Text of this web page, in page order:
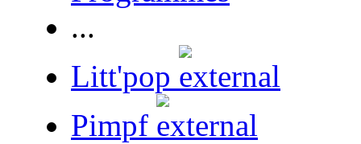
...
Litt'pop
Pimpf